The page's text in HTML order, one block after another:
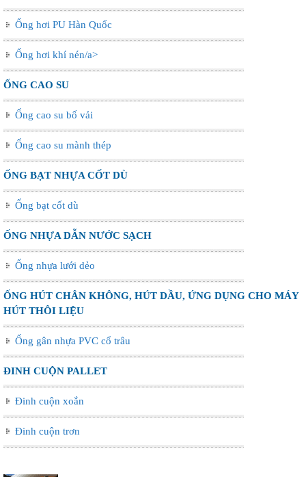
Ống hơi PU Hàn Quốc
Ống hơi khí nén/a>
ỐNG CAO SU
Ống cao su bố vải
Ống cao su mành thép
ỐNG BẠT NHỰA CỐT DÙ
Ống bạt cốt dù
ỐNG NHỰA DẪN NƯỚC SẠCH
Ống nhựa lưới dẻo
ỐNG HÚT CHÂN KHÔNG, HÚT DẦU, ỨNG DỤNG CHO MÁY
HÚT THÔI LIỆU
Ống gân nhựa PVC cổ trâu
ĐINH CUỘN PALLET
Đinh cuộn xoắn
Đinh cuộn trơn